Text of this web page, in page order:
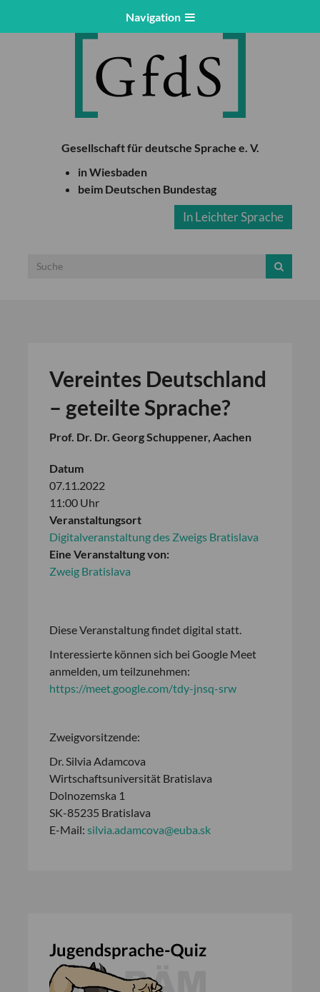
Navigation
Gesellschaft für deutsche Sprache e. V.
in Wiesbaden
beim Deutschen Bundestag
In Leichter Sprache
Vereintes Deutschland
– geteilte Sprache?
Prof. Dr. Dr. Georg Schuppener, Aachen
Datum
07.11.2022
11:00 Uhr
Veranstaltungsort
Digitalveranstaltung des Zweigs Bratislava
Eine Veranstaltung von:
Zweig Bratislava
Diese Veranstaltung findet digital statt.
Interessierte können sich bei Google Meet
anmelden, um teilzunehmen:
https://meet.google.com/tdy-jnsq-srw
Zweigvorsitzende:
Dr. Silvia Adamcova
Wirtschaftsuniversität Bratislava
Dolnozemska 1
SK-85235 Bratislava
E-Mail: silvia.adamcova@euba.sk